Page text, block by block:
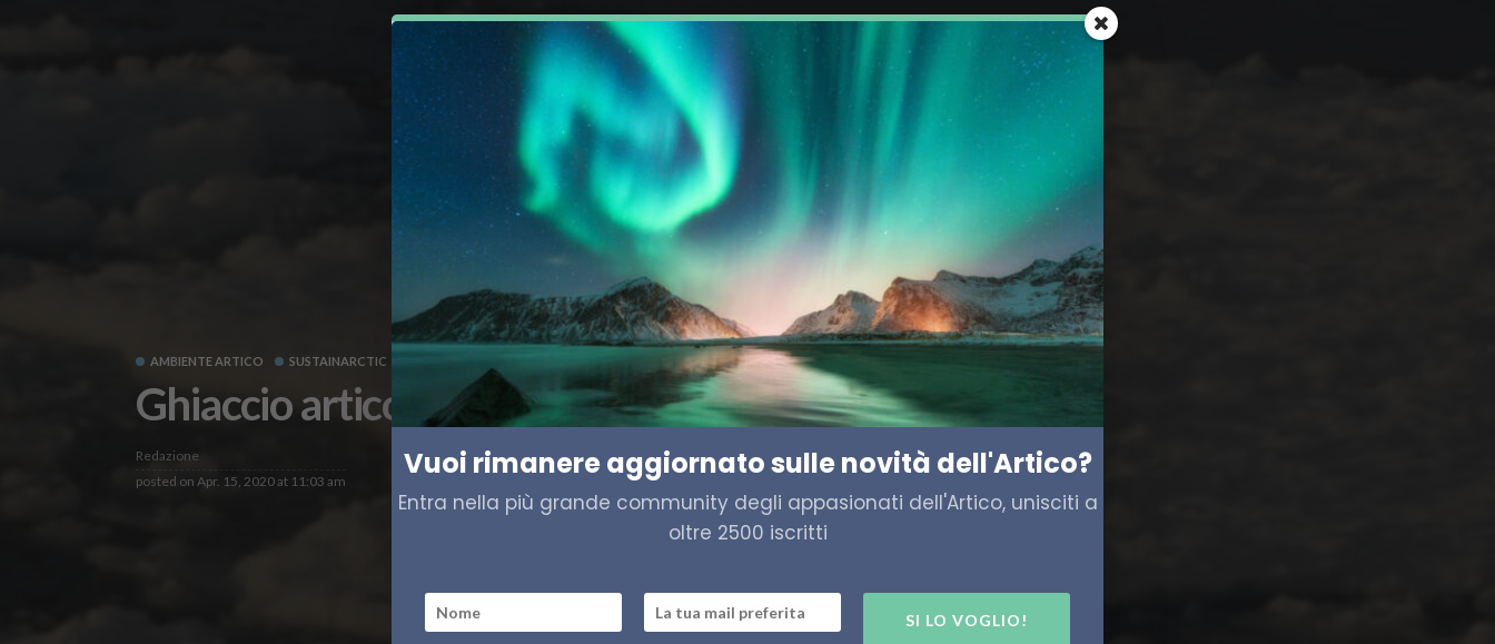
AMBIENTE ARTICO SUSTAINARCTIC
Ghiaccio artico, chi si occupa dell’inquinamento?
Redazione
posted on Apr. 15, 2020 at 11:03 am Vuoi rimanere aggiornato sulle novità dell'Artico?
Entra nella più grande community degli appasionati dell'Artico, unisciti a
oltre 2500 iscritti
SI LO VOGLIO!